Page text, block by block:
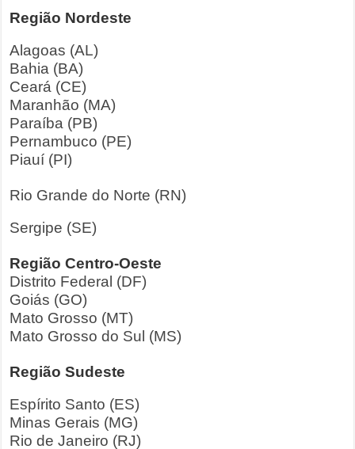
Região Nordeste
Alagoas (AL)
Bahia (BA)
Ceará (CE)
Maranhão (MA)
Paraíba (PB)
Pernambuco (PE)
Piauí (PI)
Rio Grande do Norte (RN)
Sergipe (SE)
Região Centro-Oeste
Distrito Federal (DF)
Goiás (GO)
Mato Grosso (MT)
Mato Grosso do Sul (MS)
Região Sudeste
Espírito Santo (ES)
Minas Gerais (MG)
Rio de Janeiro (RJ)